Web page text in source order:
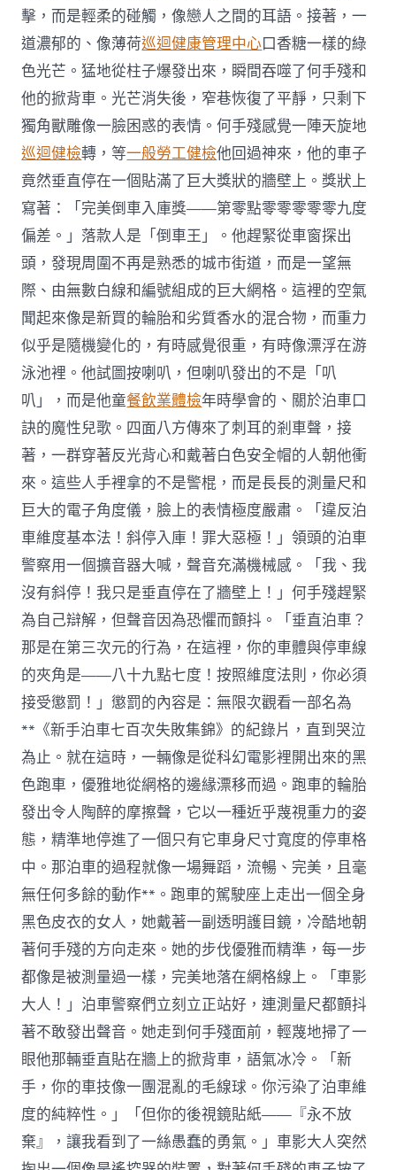
擊，而是輕柔的碰觸，像戀人之間的耳語。接著，一
道濃郁的、像薄荷巡迴健康管理中心口香糖一樣的綠
色光芒。猛地從柱子爆發出來，瞬間吞噬了何手殘和
他的掀背車。光芒消失後，窄巷恢復了平靜，只剩下
獨角獸雕像一臉困惑的表情。何手殘感覺一陣天旋地
巡迴健檢轉，等一般勞工健檢他回過神來，他的車子
竟然垂直停在一個貼滿了巨大獎狀的牆壁上。獎狀上
寫著：「完美倒車入庫獎——第零點零零零零零九度
偏差。」落款人是「倒車王」。他趕緊從車窗探出
頭，發現周圍不再是熟悉的城市街道，而是一望無
際、由無數白線和編號組成的巨大網格。這裡的空氣
聞起來像是新買的輪胎和劣質香水的混合物，而重力
似乎是隨機變化的，有時感覺很重，有時像漂浮在游
泳池裡。他試圖按喇叭，但喇叭發出的不是「叭
叭」，而是他童餐飲業體檢年時學會的、關於泊車口
訣的魔性兒歌。四面八方傳來了刺耳的剎車聲，接
著，一群穿著反光背心和戴著白色安全帽的人朝他衝
來。這些人手裡拿的不是警棍，而是長長的測量尺和
巨大的電子角度儀，臉上的表情極度嚴肅。「違反泊
車維度基本法！斜停入庫！罪大惡極！」領頭的泊車
警察用一個擴音器大喊，聲音充滿機械感。「我、我
沒有斜停！我只是垂直停在了牆壁上！」何手殘趕緊
為自己辯解，但聲音因為恐懼而顫抖。「垂直泊車？
那是在第三次元的行為，在這裡，你的車體與停車線
的夾角是——八十九點七度！按照維度法則，你必須
接受懲罰！」懲罰的內容是：無限次觀看一部名為
**《新手泊車七百次失敗集錦》的紀錄片，直到哭泣
為止。就在這時，一輛像是從科幻電影裡開出來的黑
色跑車，優雅地從網格的邊緣漂移而過。跑車的輪胎
發出令人陶醉的摩擦聲，它以一種近乎蔑視重力的姿
態，精準地停進了一個只有它車身尺寸寬度的停車格
中。那泊車的過程就像一場舞蹈，流暢、完美，且毫
無任何多餘的動作**。跑車的駕駛座上走出一個全身
黑色皮衣的女人，她戴著一副透明護目鏡，冷酷地朝
著何手殘的方向走來。她的步伐優雅而精準，每一步
都像是被測量過一樣，完美地落在網格線上。「車影
大人！」泊車警察們立刻立正站好，連測量尺都顫抖
著不敢發出聲音。她走到何手殘面前，輕蔑地掃了一
眼他那輛垂直貼在牆上的掀背車，語氣冰冷。「新
手，你的車技像一團混亂的毛線球。你污染了泊車維
度的純粹性。」「但你的後視鏡貼紙——『永不放
棄』，讓我看到了一絲愚蠢的勇氣。」車影大人突然